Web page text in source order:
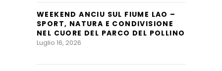
WEEKEND ANCIU SUL FIUME LAO –
SPORT, NATURA E CONDIVISIONE
NEL CUORE DEL PARCO DEL POLLINO
Luglio 16, 2026